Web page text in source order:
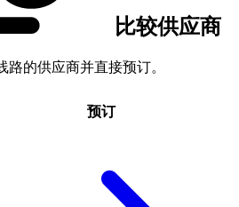
比较供应商
路的供应商并直接预订。
预订